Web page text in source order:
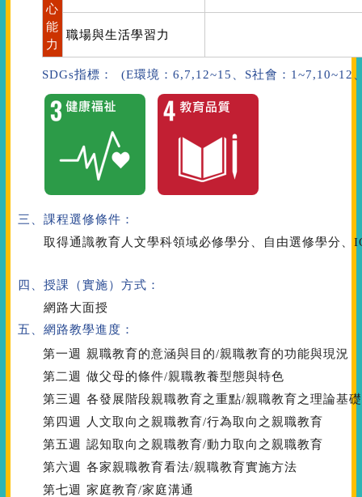
心
能
力
職場與生活學習力
SDGs指標： (E環境：6,7,12~15、S社會：
三、課程選修條件：
取得通識教育人文學科領域必修學分、自由選修學分、
四、授課（實施）方式：
網路大面授
五、網路教學進度：
第一週
親職教育的意涵與目的/親職教育的功能與現況
第二週
做父母的條件/親職教養型態與特色
第三週
各發展階段親職教育之重點/親職教育之理論基礎
第四週
人文取向之親職教育/行為取向之親職教育
第五週
認知取向之親職教育/動力取向之親職教育
第六週
各家親職教育看法/親職教育實施方法
第七週
家庭教育/家庭溝通